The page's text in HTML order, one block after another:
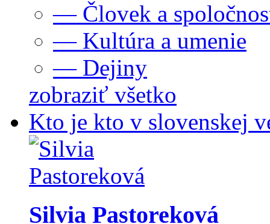
— Človek a
— Kultúra a umenie
— Dejiny
zobraziť všetko
Kto je kto v slovenskej
Silvia Pastoreková